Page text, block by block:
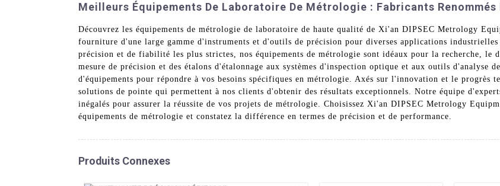
Meilleurs Équipements De Laboratoire De Métrologie : Fabricants
Découvrez les équipements de métrologie de laboratoire de haute qualité de Xi'an DIPSEC Metrology
fourniture d'une large gamme d'instruments et d'outils de précision pour diverses applications
précision et de fiabilité les plus strictes, nos équipements de métrologie sont idéaux pour la recherche, le
mesure de précision et des étalons d'étalonnage aux systèmes d'inspection optique et aux outils d'analyse
d'équipements pour répondre à vos besoins spécifiques en métrologie. Axés sur l'innovation et le progrès
solutions de pointe qui permettent à nos clients d'obtenir des résultats exceptionnels. Notre équipe
inégalés pour assurer la réussite de vos projets de métrologie. Choisissez Xi'an DIPSEC Metrology
équipements de métrologie et constatez la différence en termes de précision et de performance.
Produits Connexes